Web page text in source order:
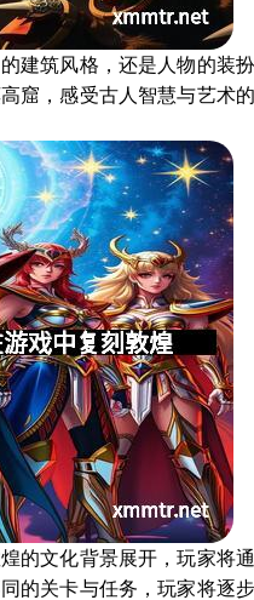
建筑风格，还是人物的装
窟，感受古人智慧与艺术的
的文化背景展开，玩家将
的关卡与任务，玩家将逐